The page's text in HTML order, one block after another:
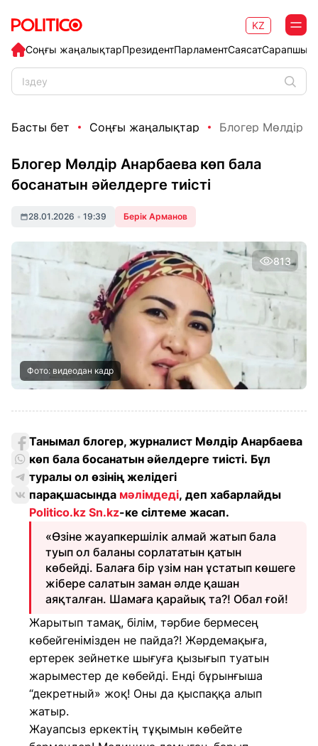
Соңғы жаңалықтарПрезидентПарламентСаясат
KZ
Басты бет Соңғы жаңалықтар Блогер Мөлдір
Блогер Мөлдір Анарбаева көп бала
босанатын әйелдерге тиісті
28.01.2026 • 19:39 Берік Арманов
813
Фото: видеодан кадр
Танымал блогер, журналист Мөлдір Анарбаева
көп бала босанатын әйелдерге тиісті. Бұл
туралы ол өзінің желідегі
парақшасында мәлімдеді, деп хабарлайды
Politico.kz Sn.kz-ке сілтеме жасап.
«Өзіне жауапкершілік алмай жатып бала
туып ол баланы сорлататын қатын
көбейді. Балаға бір үзім нан ұстатып көшеге
жібере салатын заман әлде қашан
аяқталған. Шамаға қарайық та?! Обал ғой!
Жарытып тамақ, білім, тәрбие бермесең
көбейгенімізден не пайда?! Жәрдемақыға,
ертерек зейнетке шығуға қызығып туатын
жарыместер де көбейді. Енді бұрынғыша
“декретный» жоқ! Оны да қыспаққа алып
жатыр.
Жауапсыз еркектің тұқымын көбейте